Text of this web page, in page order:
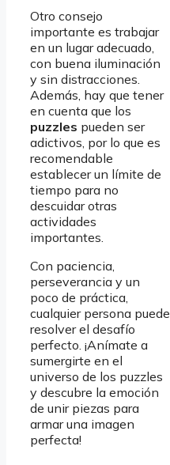
Otro consejo
importante es trabajar
en un lugar adecuado,
con buena iluminación
y sin distracciones.
Además, hay que tener
en cuenta que los
puzzles pueden ser
adictivos, por lo que es
recomendable
establecer un límite de
tiempo para no
descuidar otras
actividades
importantes.
Con paciencia,
perseverancia y un
poco de práctica,
cualquier persona puede
resolver el desafío
perfecto. ¡Anímate a
sumergirte en el
universo de los puzzles
y descubre la emoción
de unir piezas para
armar una imagen
perfecta!